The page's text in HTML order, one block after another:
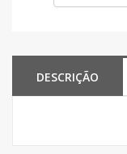
DESCRIÇÃO